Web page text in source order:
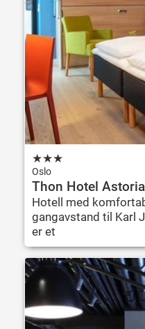
★★★
Oslo
Thon Hotel Astoria
Hotell med
gangavstand til Karl
er et